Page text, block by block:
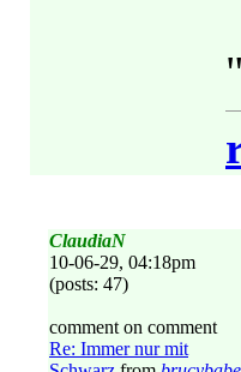
"
ClaudiaN
10-06-29, 04:18pm
(posts: 47)
comment on comment
Re: Immer nur mit